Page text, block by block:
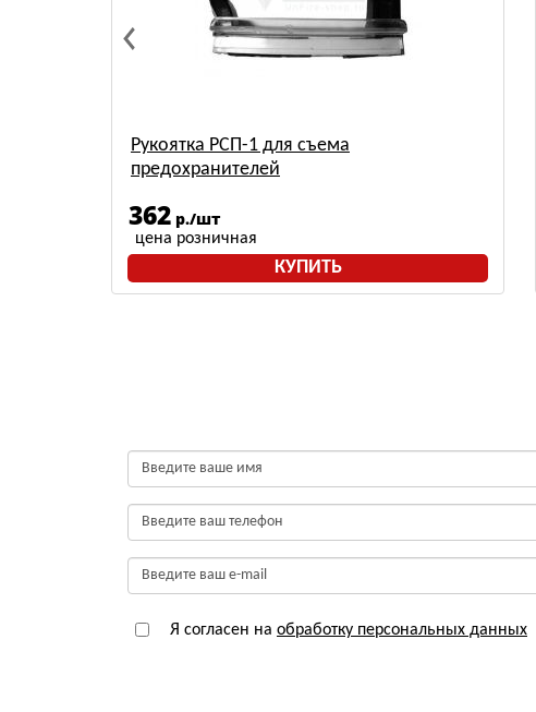
Рукоятка РСП-1 для съема
предохранителей
362 р./шт
цена розничная
КУПИТЬ
Я согласен на обработку персональных данных